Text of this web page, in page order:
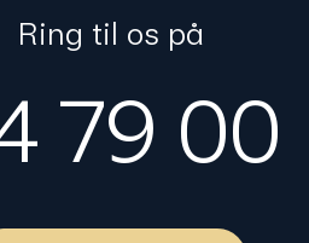
Ring til os på
79 00